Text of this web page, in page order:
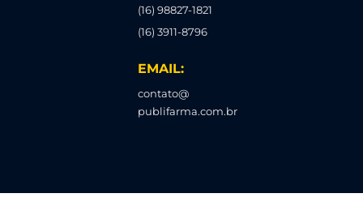
(16) 98827-1821
(16) 3911-8796
EMAIL:
contato@
publifarma.com.br